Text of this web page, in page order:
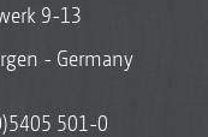
9-13
- Germany
501-0